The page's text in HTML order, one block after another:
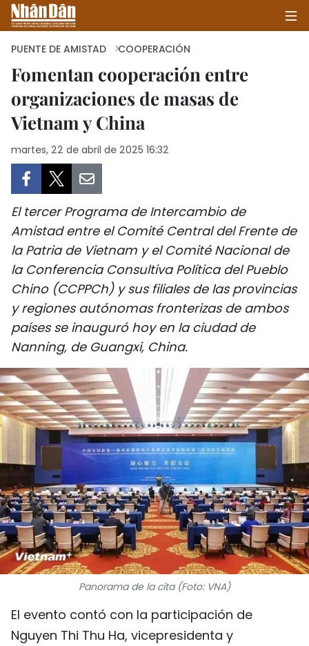
INICIO
POLÍTICA
SALUD - MEDIO AMBIENTE
CULTURA - ENTRETENIMIENTO
INTERNACIONAL
DEPORTES
VIAJES
PUENTE DE AMISTAD
HISTORIAS MULTIMEDIA
FOTOGRAFÍA
¿QUIÉNES SOMOS?
TIẾNG VIỆT
ENGLISH
FRANÇAIS
PUENTE DE AMISTAD COOPERACIÓN
Fomentan cooperación entre
organizaciones de masas de
Vietnam y China
martes, 22 de abril de 2025 16:32
El tercer Programa de Intercambio de
Amistad entre el Comité Central del Frente de
la Patria de Vietnam y el Comité Nacional de
la Conferencia Consultiva Política del Pueblo
Chino (CCPPCh) y sus filiales de las provincias
y regiones autónomas fronterizas de ambos
países se inauguró hoy en la ciudad de
Nanning, de Guangxi, China.
Panorama de la cita (Foto: VNA)
El evento contó con la participación de
Nguyen Thi Thu Ha, vicepresidenta y